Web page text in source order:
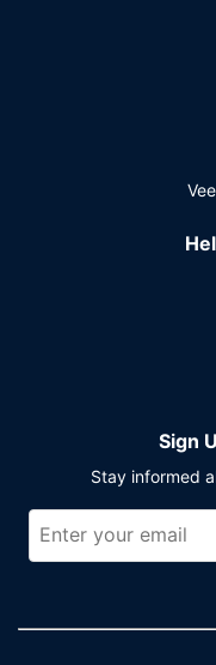
Overige
limousine- of
van de
shuttleservice van/
beschikbaar) die net
veerbootterminal
Sign
Stay informed